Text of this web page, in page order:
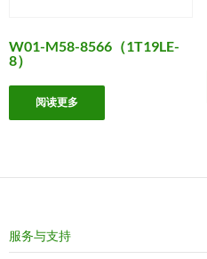
W01-M58-8566（1T19LE-
8）
阅读更多
服务与支持